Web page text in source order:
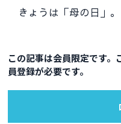
きょうは「母の日」
この記事は会員限定です
員登録が必要です。